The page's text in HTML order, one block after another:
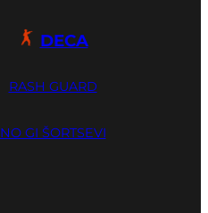
DECA
RASH GUARD
NO GI ŠORTSEVI